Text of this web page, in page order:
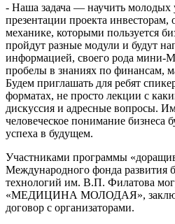
- Наша задача — научить молодых
презентации проекта
механике, которыми пользуется
пройдут разные модули и будут
информацией, своего рода
пробелы в знаниях по финансам,
Будем приглашать для ребят
форматах, не просто лекции с
дискуссия и адресные вопросы.
человеческое понимание бизнеса
успеха в будущем.
Участниками программы
Международного фонда развития
технологий им. В.П. Филатова
«МЕДИЦИНА МОЛОДАЯ»,
договор с организаторами.